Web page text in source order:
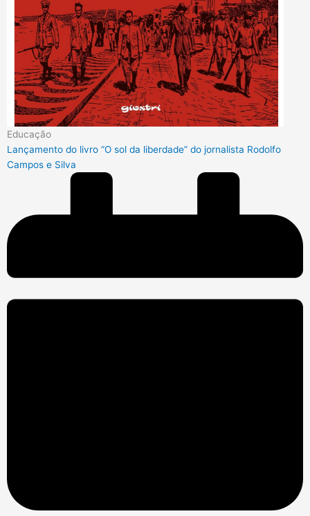
Educação
Lançamento do livro “O sol da liberdade” do jornalista Rodolfo
Campos e Silva